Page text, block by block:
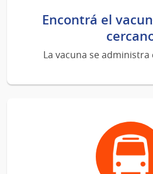
Encontrá el
La vacuna se